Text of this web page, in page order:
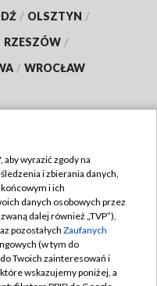
/ OLSZTYN /
RZESZÓW /
/ WROCŁAW
TVP
wyrazić zgody na
i zbierania danych,
i ich
danych osobowych przez
dalej również „TVP”),
pozostałych Zaufanych
(w tym do
Twoich zainteresowań i
wskazujemy poniżej, a